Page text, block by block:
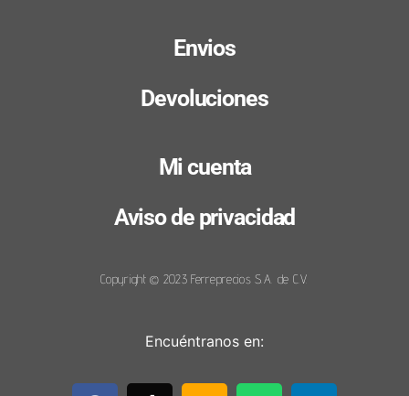
Envios
Devoluciones
Mi cuenta
Aviso de privacidad
Copyright © 2023 Ferreprecios S.A. de C.V.
Encuéntranos en: